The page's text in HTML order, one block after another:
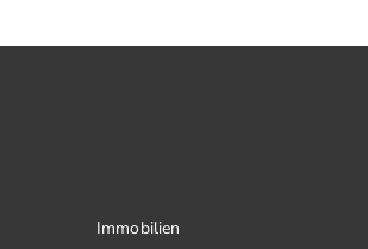
Immobilien